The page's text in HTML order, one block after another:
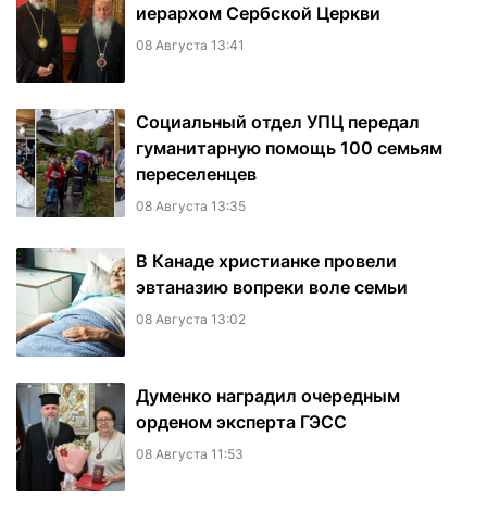
иерархом Сербской Церкви
08 Августа 13:41
Социальный отдел УПЦ передал
гуманитарную помощь 100 семьям
переселенцев
08 Августа 13:35
В Канаде христианке провели
эвтаназию вопреки воле семьи
08 Августа 13:02
Думенко наградил очередным
орденом эксперта ГЭСС
08 Августа 11:53